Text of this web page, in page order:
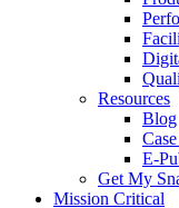
Resources
Blog
E-
Get My
Mission Critical